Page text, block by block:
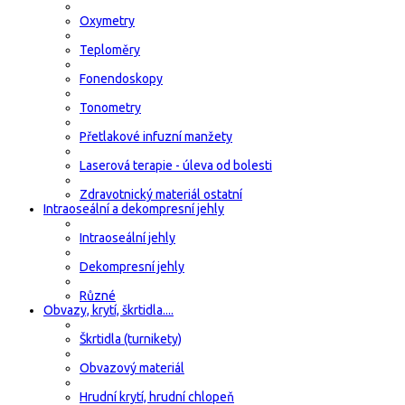
Oxymetry
Teploměry
Fonendoskopy
Tonometry
Přetlakové infuzní manžety
Laserová terapie - úleva od bolesti
Zdravotnický materiál ostatní
Intraoseální a dekompresní jehly
Intraoseální jehly
Dekompresní jehly
Různé
Obvazy, krytí, škrtidla....
Škrtidla (turnikety)
Obvazový materiál
Hrudní krytí, hrudní chlopeň